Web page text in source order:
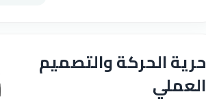
حرية الحركة والتصميم
العملي